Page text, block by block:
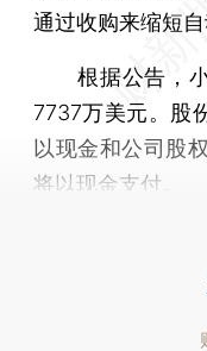
通过收购来缩短
根据公告，小
7737万美元。股
以现金和公司股
将以现金支付。